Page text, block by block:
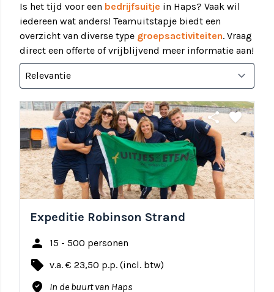
Is het tijd voor een bedrijfsuitje in Haps? Vaak wil
iedereen wat anders! Teamuitstapje biedt een
overzicht van diverse type groepsactiviteiten. Vraag
direct een offerte of vrijblijvend meer informatie aan!
share favorite
Expeditie Robinson Strand
person 15 - 500 personen
local_offer v.a. € 23,50 p.p. (incl. btw)
where_to_vote In de buurt van Haps